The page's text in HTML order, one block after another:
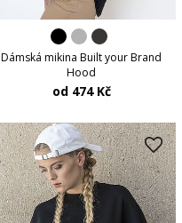
Dámská mikina Built your Brand
Hood
od 474 Kč